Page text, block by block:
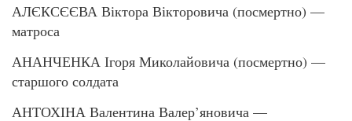
АЛЄКСЄЄВА Віктора Вікторовича (посмертно) —
матроса
АНАНЧЕНКА Ігоря Миколайовича (посмертно) —
старшого солдата
АНТОХІНА Валентина Валер’яновича —